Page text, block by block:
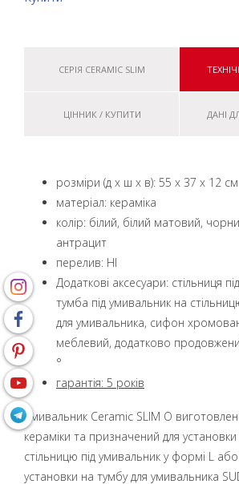
СЕРІЯ CERAMIC SLIM
ЦІННИК / КУПИТИ ДАНІ
розміри (д x ш x в): 55 x 37 x 12 см
матеріал: кераміка
колір: білий, білий матовий,
антрацит
перелив: НІ
Додаткові аксесуари: стільниця
тумба під умивальник на
для умивальника, сифон
меблевий, додатково
°
гарантія: 5 років
Умивальник Ceramic SLIM O
кераміки та призначений для установки
стільницю під умивальник у формі L
установки на тумбу для умивальника